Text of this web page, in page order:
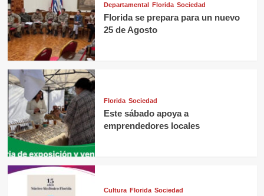
Departamental Florida Sociedad
Florida se prepara para un nuevo
25 de Agosto
Florida Sociedad
Este sábado apoya a
emprendedores locales
Cultura Florida Sociedad